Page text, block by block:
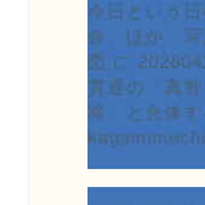
今日という
命、ほか 写
図 に
貫通の「真
将」と合体す